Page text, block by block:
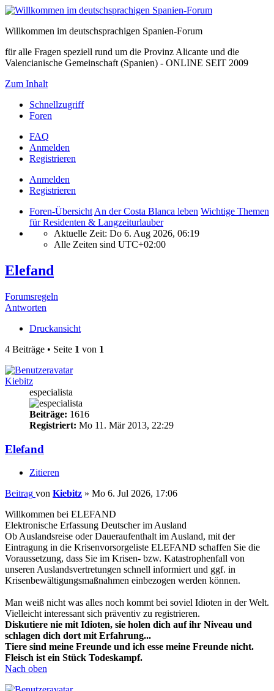
Willkommen im deutschsprachigen Spanien-Forum
für alle Fragen speziell rund um die Provinz Alicante und die
Valencianische Gemeinschaft (Spanien) - ONLINE SEIT 2009
Zum Inhalt
Schnellzugriff
Foren
FAQ
Anmelden
Registrieren
Anmelden
Registrieren
Foren-Übersicht An der Costa Blanca leben Wichtige Themen
für Residenten & Langzeiturlauber
Aktuelle Zeit: Do 6. Aug 2026, 06:19
Alle Zeiten sind UTC+02:00
Elefand
Forumsregeln
Antworten
Druckansicht
4 Beiträge • Seite 1 von 1
Kiebitz
especialista
Beiträge: 1616
Registriert: Mo 11. Mär 2013, 22:29
Elefand
Zitieren
Beitrag von Kiebitz » Mo 6. Jul 2026, 17:06
Willkommen bei ELEFAND
Elektronische Erfassung Deutscher im Ausland
Ob Auslandsreise oder Daueraufenthalt im Ausland, mit der
Eintragung in die Krisenvorsorgeliste ELEFAND schaffen Sie die
Voraussetzung, dass Sie im Krisen- bzw. Katastrophenfall von
unseren Auslandsvertretungen schnell informiert und ggf. in
Krisenbewältigungsmaßnahmen einbezogen werden können.
Man weiß nicht was alles noch kommt bei soviel Idioten in der Welt.
Vielleicht interessant sich präventiv zu registrieren.
Diskutiere nie mit Idioten, sie holen dich auf ihr Niveau und
schlagen dich dort mit Erfahrung...
Tiere sind meine Freunde und ich esse meine Freunde nicht.
Fleisch ist ein Stück Todeskampf.
Nach oben